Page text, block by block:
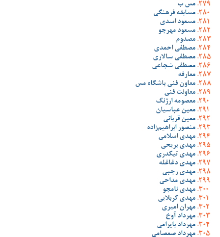
مس ب
مسابقه فرهنگی
مسعود اسدی
مسعود مهرجو
مصدوم
مصطفی احمدی
مصطفی سالاری
مصطفی شجاعی
معارفه
معاون فنی باشگاه مس
معاونت فنی
معصومه ارژنگ
معین عباسیان
معین قربانی
منصور ابراهیم‌زاده
مهدی اسلامی
مهدی بریحی
مهدی تیکدری
مهدی دغاغله
مهدی رجبی
مهدی مداحی
مهدی نامجو
مهدی کربلایی
مهران امیری
مهرداد آوخ
مهرداد بایرامی
مهرداد صمصامی